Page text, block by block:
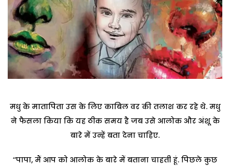
मधु के मातापिता उस के लिए काबिल वर की तलाश कर रहे थे. मधु
ने फैसला किया कि यह ठीक समय है जब उसे आलोक और अंशू के
बारे में उन्हें बता देना चाहिए.
‘‘पापा, मैं आप को आलोक के बारे में बताना चाहती हूं. पिछले कुछ